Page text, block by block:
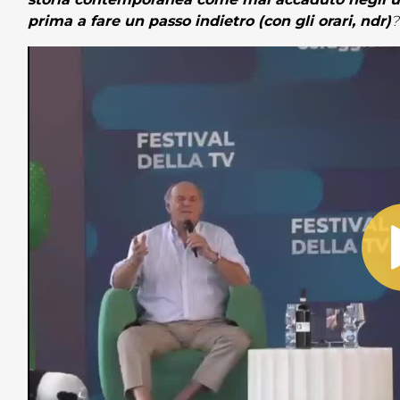
prima a fare un passo indietro (con gli orari, ndr)?